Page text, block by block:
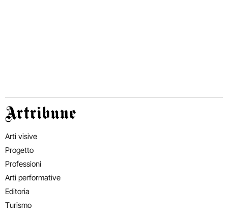
Artribune
Arti visive
Progetto
Professioni
Arti performative
Editoria
Turismo